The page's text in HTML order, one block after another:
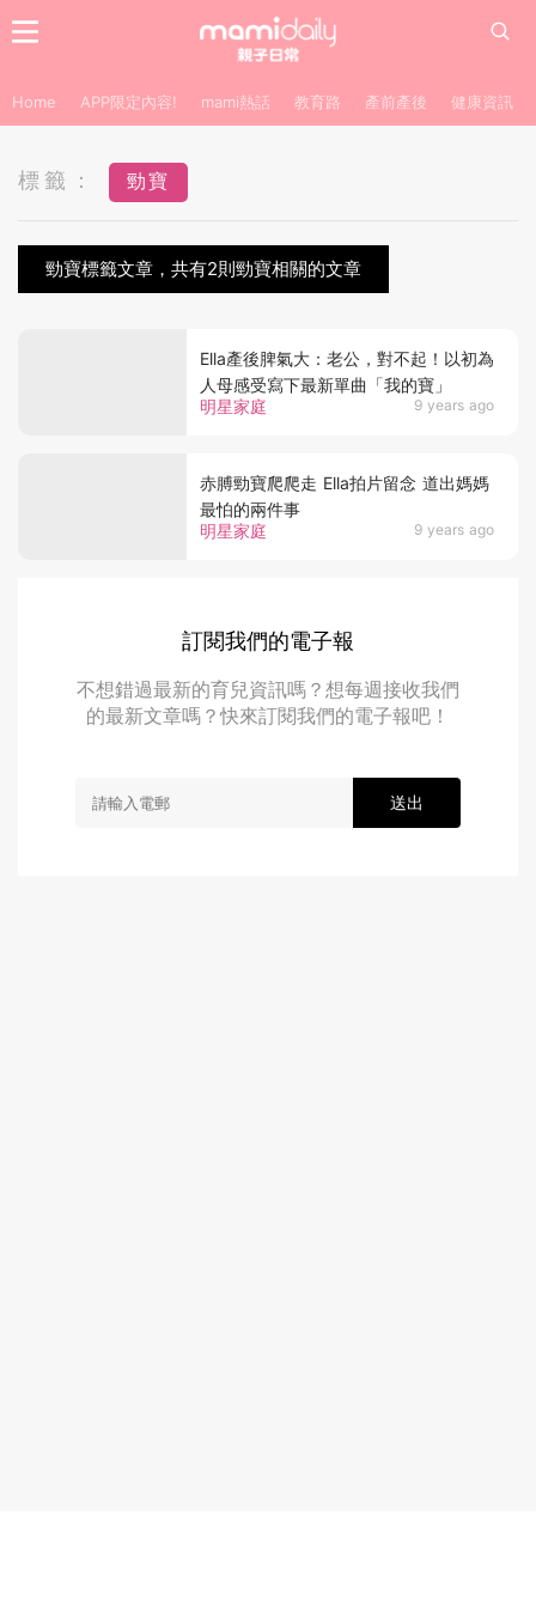
Home APP限定內容! mami熱話 教育路 產前產後 健康資訊
標籤： 勁寶
勁寶標籤文章，共有2則勁寶相關的文章
明星家庭 9 years ago
Ella產後脾氣大：老公，對不起！以初為
人母感受寫下最新單曲「我的寶」
明星家庭 9 years ago
赤膊勁寶爬爬走 Ella拍片留念 道出媽媽
最怕的兩件事
訂閱我們的電子報
不想錯過最新的育兒資訊嗎？想每週接收我們
的最新文章嗎？快來訂閱我們的電子報吧！
送出